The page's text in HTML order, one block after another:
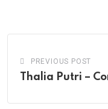
PREVIOUS POST
Thalia Putri –